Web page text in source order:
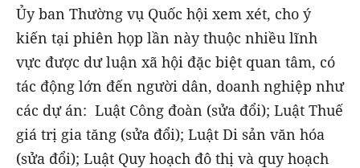
Ủy ban Thường vụ Quốc hội xem xét, cho ý
kiến tại phiên họp lần này thuộc nhiều lĩnh
vực được dư luận xã hội đặc biệt quan tâm, có
tác động lớn đến người dân, doanh nghiệp như
các dự án: Luật Công đoàn (sửa đổi); Luật Thuế
giá trị gia tăng (sửa đổi); Luật Di sản văn hóa
(sửa đổi); Luật Quy hoạch đô thị và quy hoạch